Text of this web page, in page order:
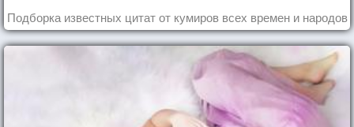
Подборка известных цитат от кумиров всех времен и народов